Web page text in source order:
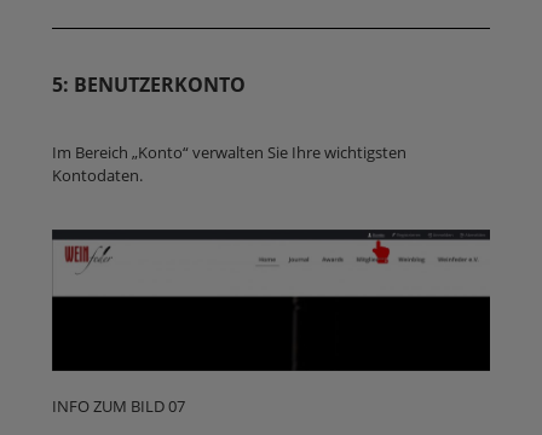
5: BENUTZERKONTO
Im Bereich „Konto“ verwalten Sie Ihre wichtigsten
Kontodaten.
INFO ZUM BILD 07